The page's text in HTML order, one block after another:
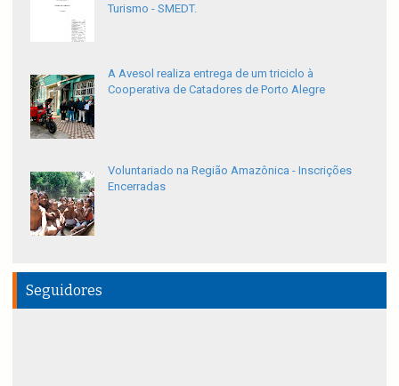
Turismo - SMEDT.
A Avesol realiza entrega de um triciclo à
Cooperativa de Catadores de Porto Alegre
Voluntariado na Região Amazônica - Inscrições
Encerradas
Seguidores